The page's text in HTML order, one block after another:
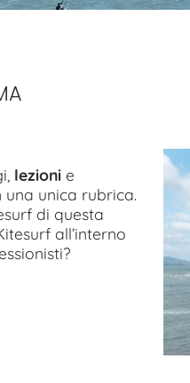
lezionie
unica rubrica.
di questa
all’interno